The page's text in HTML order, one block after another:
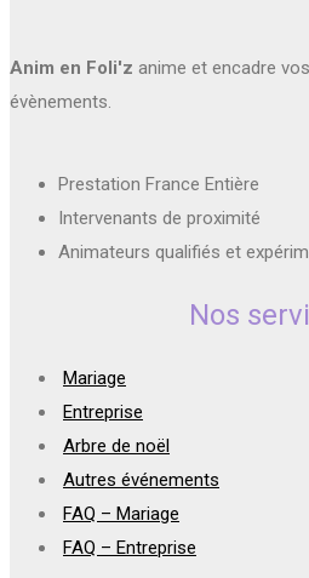
Anim en Foli'z anime et encadre
évènements.
Prestation France Entière
Intervenants de proximité
Animateurs qualifiés et
Nos
Mariage
Entreprise
Arbre de noël
Autres événements
FAQ – Mariage
FAQ – Entreprise